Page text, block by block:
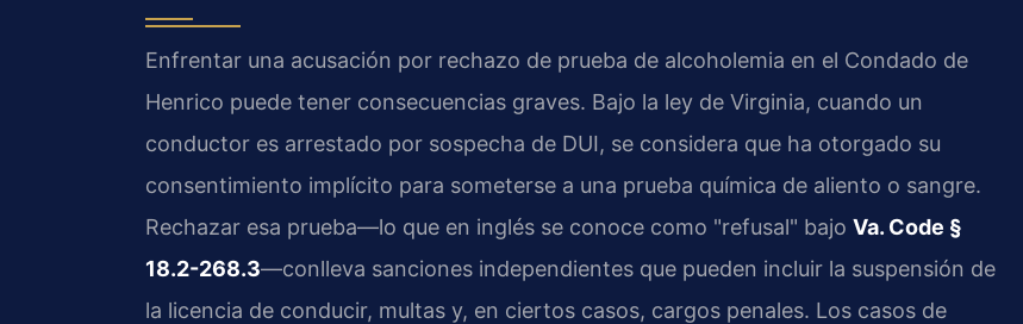
Enfrentar una acusación por rechazo de prueba de alcoholemia en el Condado de
Henrico puede tener consecuencias graves. Bajo la ley de Virginia, cuando un
conductor es arrestado por sospecha de DUI, se considera que ha otorgado su
consentimiento implícito para someterse a una prueba química de aliento o sangre.
Rechazar esa prueba—lo que en inglés se conoce como "refusal" bajo Va. Code §
18.2-268.3—conlleva sanciones independientes que pueden incluir la suspensión de
la licencia de conducir, multas y, en ciertos casos, cargos penales. Los casos de